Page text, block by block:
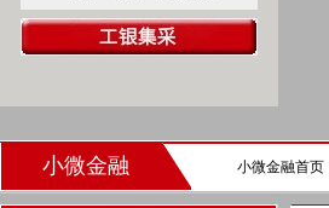
小微金融 小微金融首页